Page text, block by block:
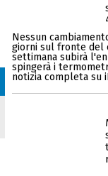
Nessun
giorni sul fronte del
settimana subirà
spingerà i
notizia completa su